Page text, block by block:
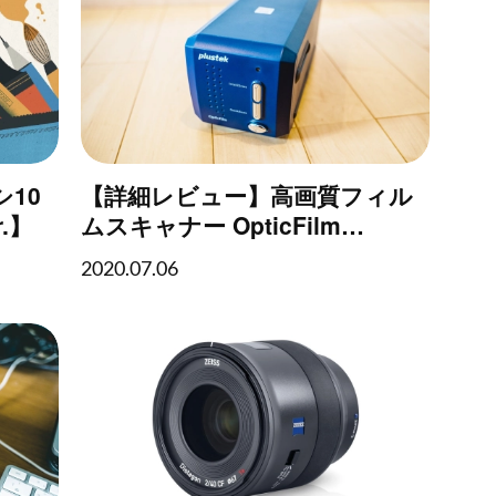
10
【詳細レビュー】高画質フィル
ムスキャナー OpticFilm
8100（Plustek）でフィルムス
キャン
2020.07.06